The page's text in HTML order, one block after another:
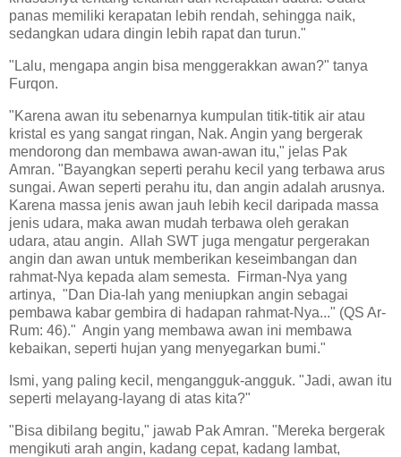
panas memiliki kerapatan lebih rendah, sehingga naik,
sedangkan udara dingin lebih rapat dan turun."
"Lalu, mengapa angin bisa menggerakkan awan?" tanya
Furqon.
"Karena awan itu sebenarnya kumpulan titik-titik air atau
kristal es yang sangat ringan, Nak. Angin yang bergerak
mendorong dan membawa awan-awan itu," jelas Pak
Amran. "Bayangkan seperti perahu kecil yang terbawa arus
sungai. Awan seperti perahu itu, dan angin adalah arusnya.
Karena massa jenis awan jauh lebih kecil daripada massa
jenis udara, maka awan mudah terbawa oleh gerakan
udara, atau angin. Allah SWT juga mengatur pergerakan
angin dan awan untuk memberikan keseimbangan dan
rahmat-Nya kepada alam semesta. Firman-Nya yang
artinya, "Dan Dia-lah yang meniupkan angin sebagai
pembawa kabar gembira di hadapan rahmat-Nya..." (QS Ar-
Rum: 46)." Angin yang membawa awan ini membawa
kebaikan, seperti hujan yang menyegarkan bumi."
Ismi, yang paling kecil, mengangguk-angguk. "Jadi, awan itu
seperti melayang-layang di atas kita?"
"Bisa dibilang begitu," jawab Pak Amran. "Mereka bergerak
mengikuti arah angin, kadang cepat, kadang lambat,